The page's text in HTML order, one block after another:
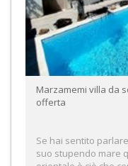
Marzamemi villa da
offerta
Se hai sentito
suo stupendo mare